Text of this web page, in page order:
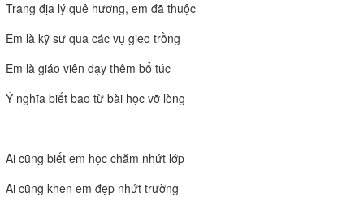
Trang địa lý quê hương, em đã thuộc
Em là kỹ sư qua các vụ gieo trồng
Em là giáo viên dạy thêm bổ túc
Ý nghĩa biết bao từ bài học vỡ lòng
Ai cũng biết em học chăm nhứt lớp
Ai cũng khen em đẹp nhứt trường